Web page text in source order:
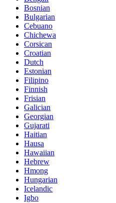
Bosnian
Bulgarian
Cebuano
Chichewa
Corsican
Croatian
Dutch
Estonian
Filipino
Finnish
Frisian
Galician
Georgian
Gujarati
Haitian
Hausa
Hawaiian
Hebrew
Hmong
Hungarian
Icelandic
Igbo